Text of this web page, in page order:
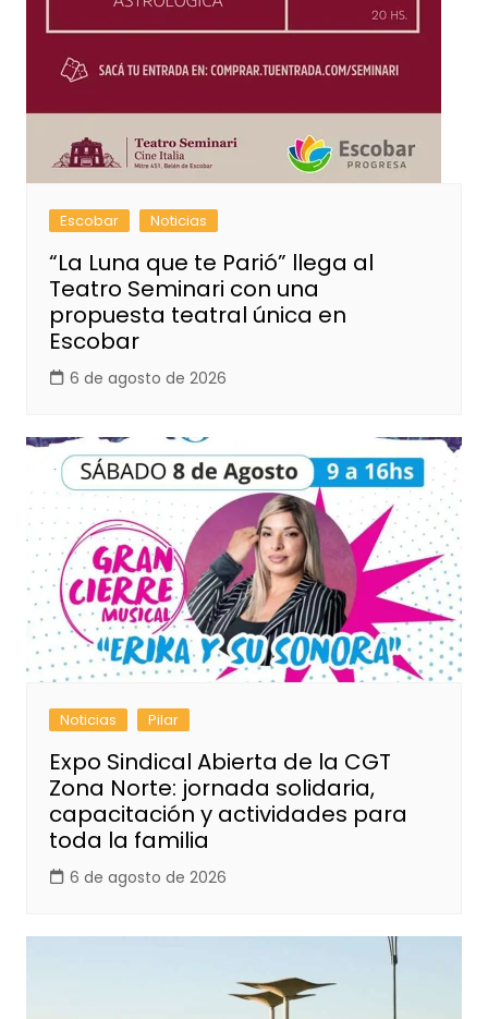
Escobar Noticias
“La Luna que te Parió” llega al
Teatro Seminari con una
propuesta teatral única en
Escobar
6 de agosto de 2026
Noticias Pilar
Expo Sindical Abierta de la CGT
Zona Norte: jornada solidaria,
capacitación y actividades para
toda la familia
6 de agosto de 2026